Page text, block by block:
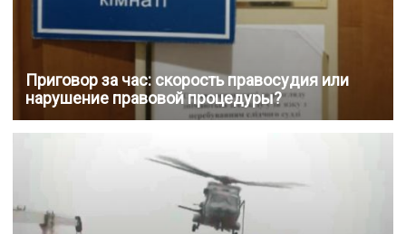
Приговор за час: скорость правосудия или
нарушение правовой процедуры?